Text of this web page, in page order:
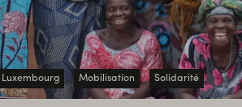
Luxembourg Mobilisation Solidarité